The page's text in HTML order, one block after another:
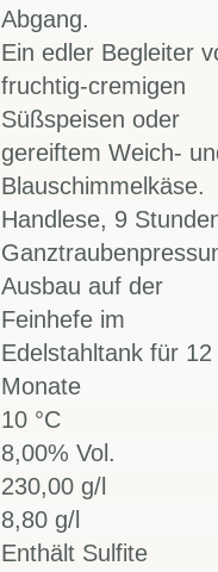
Abgang.
Ein edler Begleiter
fruchtig-cremigen
Süßspeisen oder
gereiftem Weich-
Blauschimmelkäse.
Handlese, 9
Ausbau auf der
Feinhefe im
Edelstahltank für 12
Monate
10 °C
8,00% Vol.
230,00 g/l
8,80 g/l
Enthält Sulfite